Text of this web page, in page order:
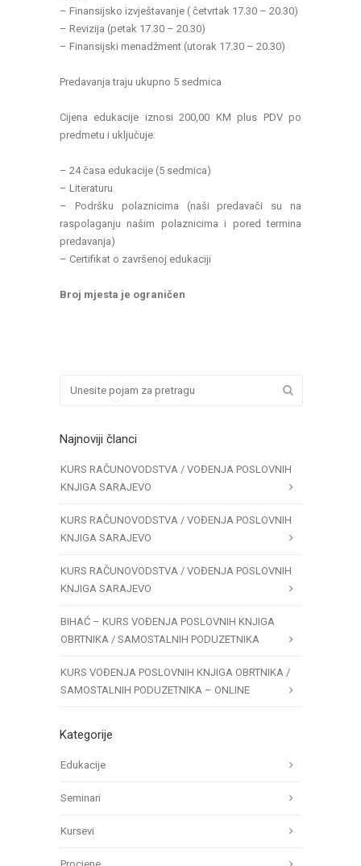
– Finansijsko izvještavanje ( četvrtak 17.30 – 20.30)
– Revizija (petak 17.30 – 20.30)
– Finansijski menadžment (utorak 17.30 – 20.30)
Predavanja traju ukupno 5 sedmica
Cijena edukacije iznosi 200,00 KM plus PDV po
predmetu i uključuje:
– 24 časa edukacije (5 sedmica)
– Literaturu
– Podršku polaznicima (naši predavači su na
raspolaganju našim polaznicima i pored termina
predavanja)
– Certifikat o završenoj edukaciji
Broj mjesta je ograničen
Najnoviji članci
KURS RAČUNOVODSTVA / VOĐENJA POSLOVNIH
KNJIGA SARAJEVO
KURS RAČUNOVODSTVA / VOĐENJA POSLOVNIH
KNJIGA SARAJEVO
KURS RAČUNOVODSTVA / VOĐENJA POSLOVNIH
KNJIGA SARAJEVO
BIHAĆ – KURS VOĐENJA POSLOVNIH KNJIGA
OBRTNIKA / SAMOSTALNIH PODUZETNIKA
KURS VOĐENJA POSLOVNIH KNJIGA OBRTNIKA /
SAMOSTALNIH PODUZETNIKA – ONLINE
Kategorije
Edukacije
Seminari
Kursevi